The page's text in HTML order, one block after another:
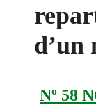
d’un
Nº 58